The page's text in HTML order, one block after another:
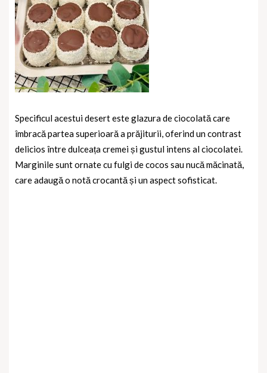
Specificul acestui desert este glazura de ciocolată care
îmbracă partea superioară a prăjiturii, oferind un contrast
delicios între dulceața cremei și gustul intens al ciocolatei.
Marginile sunt ornate cu fulgi de cocos sau nucă măcinată,
care adaugă o notă crocantă și un aspect sofisticat.